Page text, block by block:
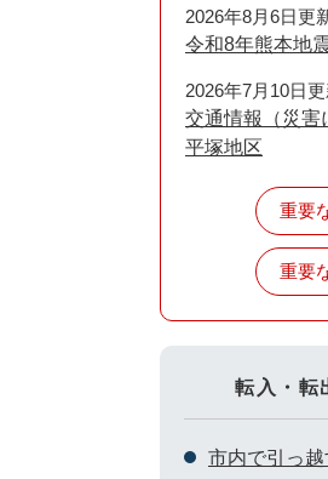
2026年8月6日更
令和8年熊本地
2026年7月10日
交通情報（災害
平塚地区
重要
重要
転入・転
市内で引っ越